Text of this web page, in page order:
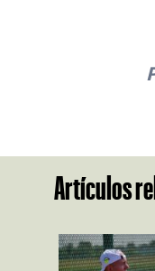
Artículos